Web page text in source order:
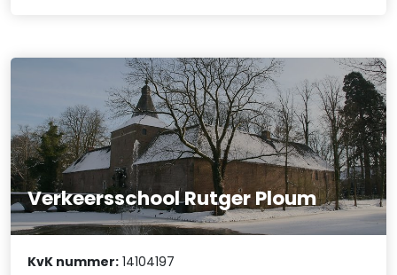
Verkeersschool Rutger Ploum
KvK nummer: 14104197